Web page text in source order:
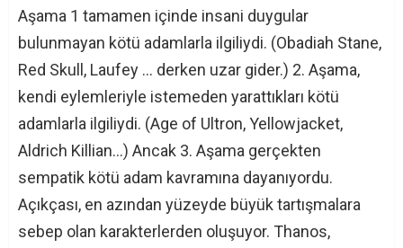
Aşama 1 tamamen içinde insani duygular
bulunmayan kötü adamlarla ilgiliydi. (Obadiah Stane,
Red Skull, Laufey … derken uzar gider.) 2. Aşama,
kendi eylemleriyle istemeden yarattıkları kötü
adamlarla ilgiliydi. (Age of Ultron, Yellowjacket,
Aldrich Killian…) Ancak 3. Aşama gerçekten
sempatik kötü adam kavramına dayanıyordu.
Açıkçası, en azından yüzeyde büyük tartışmalara
sebep olan karakterlerden oluşuyor. Thanos,